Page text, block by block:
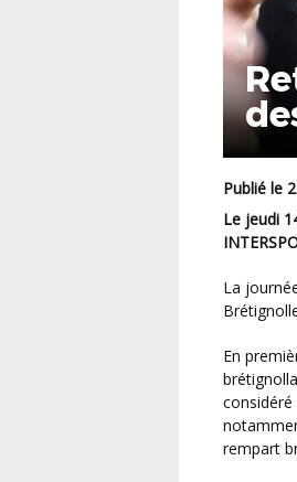
Publié le
Le jeudi 14 mai avaient lieu les finales du Challenge et de la Coupe de Vendée des Réserves
La
En première période, les attaquants mareuillais ont donné le tournis à la défense
rempart